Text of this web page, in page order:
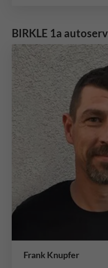
BIRKLE 1a
Frank Knupfer